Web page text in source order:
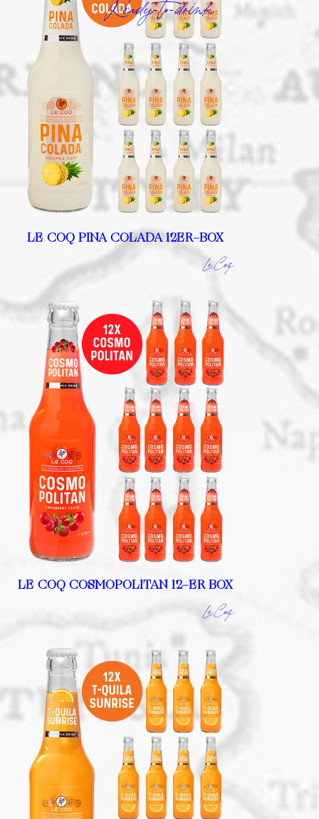
Ready-to-drink
LE COQ PINA COLADA 12ER-BOX
Le Coq
LE COQ COSMOPOLITAN 12-ER BOX
Le Coq